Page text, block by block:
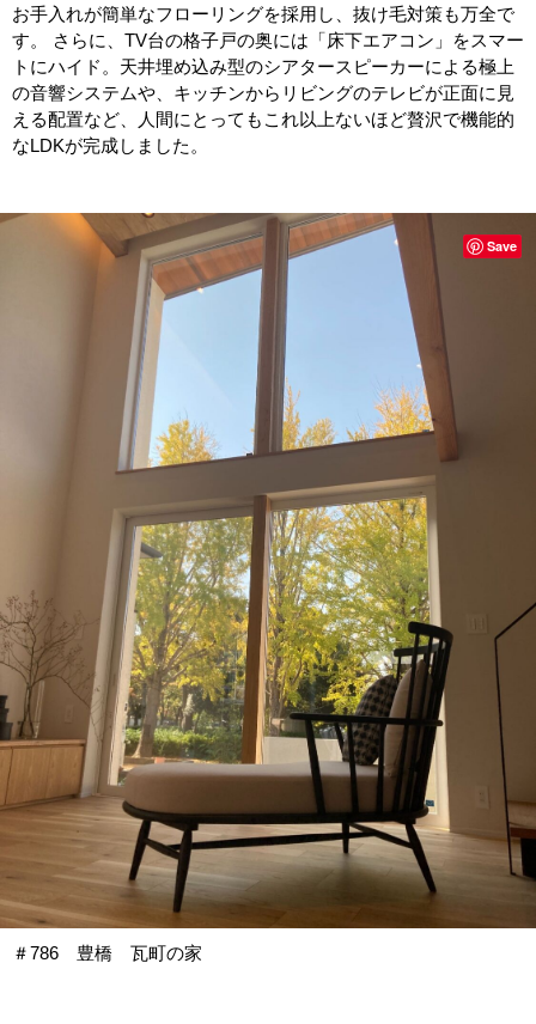
お手入れが簡単なフローリングを採用し、抜け毛対策も万全で
す。 さらに、TV台の格子戸の奥には「床下エアコン」をスマー
トにハイド。天井埋め込み型のシアタースピーカーによる極上
の音響システムや、キッチンからリビングのテレビが正面に見
える配置など、人間にとってもこれ以上ないほど贅沢で機能的
なLDKが完成しました。
＃786 豊橋 瓦町の家
Save